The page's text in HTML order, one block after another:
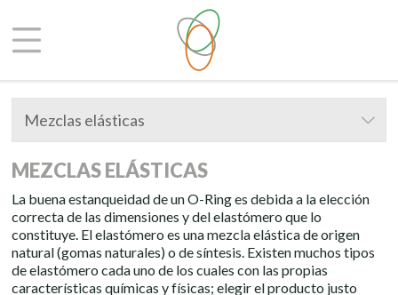
Mezclas elásticas
MEZCLAS ELÁSTICAS
La buena estanqueidad de un O-Ring es debida a la elección
correcta de las dimensiones y del elastómero que lo
constituye. El elastómero es una mezcla elástica de origen
natural (gomas naturales) o de síntesis. Existen muchos tipos
de elastómero cada uno de los cuales con las propias
características químicas y físicas; elegir el producto justo